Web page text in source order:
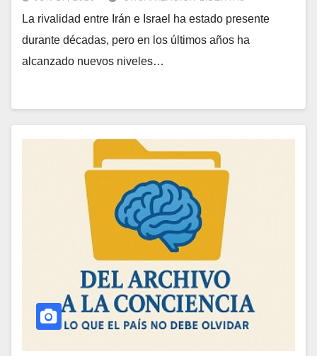
La rivalidad entre Irán e Israel ha estado presente
durante décadas, pero en los últimos años ha
alcanzado nuevos niveles…